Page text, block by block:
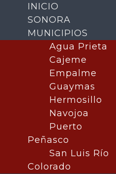
INICIO
SONORA
MUNICIPIOS
Agua Prieta
Cajeme
Empalme
Guaymas
Hermosillo
Navojoa
Puerto
Peñasco
San Luis Río
Colorado